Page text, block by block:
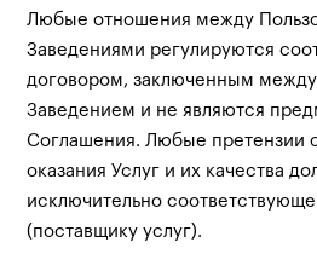
Любые отношения между
Заведениями регулируются
договором, заключенным между
Заведением и не являются
Соглашения. Любые претензии
оказания Услуг и их качества
исключительно
(поставщику услуг).